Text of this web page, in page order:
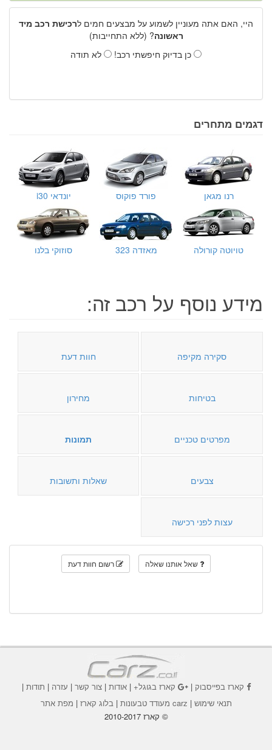
היי, האם אתה מעוניין לשמוע על מבצעים חמים לרכישת רכב מיד
ראשונה? (ללא התחייבות)
כן בדיוק חיפשתי רכב!
לא תודה
דגמים מתחרים
רנו מגאן פורד פוקוס יונדאי i30
טויוטה קורולה מאזדה 323 סוזוקי בלנו
מידע נוסף על רכב זה:
סקירה מקיפה חוות דעת
בטיחות מחירון
מפרטים טכניים תמונות
צבעים שאלות ותשובות
עצות לפני רכישה
שאל אותנו שאלה רשום חוות דעת
קארז בפייסבוק| קארז בגוגל+|אודות |צור קשר | עזרה | תודות |
תנאי שימוש | carz מעודד טבעונות | בלוג קארז | מפת אתר
© קארז 2010-2017